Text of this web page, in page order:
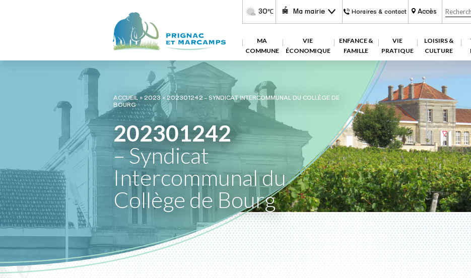
30℃ Ma mairie Horaires & contact Accès
MA
COMMUNE
VIE
ÉCONOMIQUE
ENFANCE &
FAMILLE
VIE
PRATIQUE
LOISIRS &
CULTURE
ACCUEIL»2023»202301242 – SYNDICAT INTERCOMMUNAL DU COLLÈGE DE
BOURG
202301242
– Syndicat
Intercommunal du
Collège de Bourg